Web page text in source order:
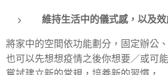
維持生活中的儀式感，以及
將家中的空間依功能劃分，固定辦公
也可以先想想疫情之後你想要／或可